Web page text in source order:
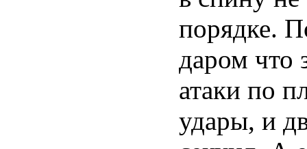
порядке.
даром что
атаки по
удары, и